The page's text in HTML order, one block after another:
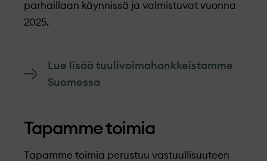
parhaillaan käynnissä ja valmistuvat vuonna
2025.
Lue lisää tuulivoimahankkeistamme
Suomessa
Tapamme toimia
Tapamme toimia perustuu vastuullisuuteen